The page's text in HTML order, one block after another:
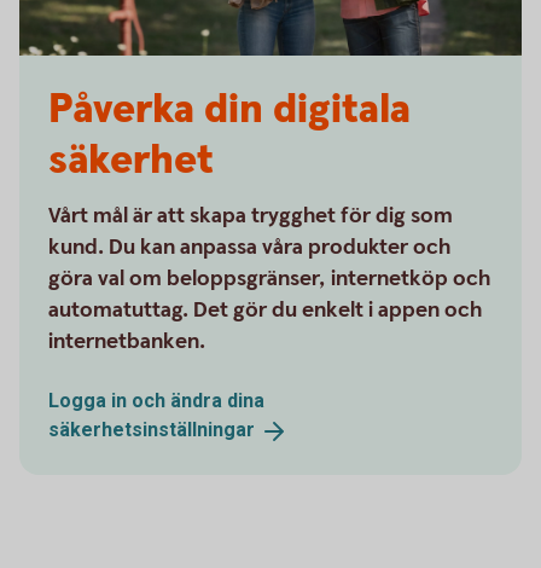
Påverka din digitala
säkerhet
Vårt mål är att skapa trygghet för dig som
kund. Du kan anpassa våra produkter och
göra val om beloppsgränser, internetköp och
automatuttag. Det gör du enkelt i appen och
internetbanken.
Logga in och ändra dina
säkerhetsinställningar